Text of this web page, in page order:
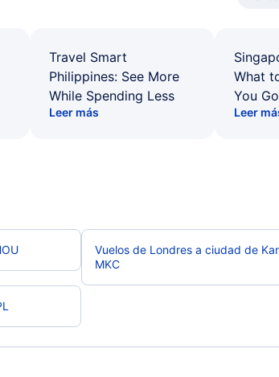
Travel Smart
Philippines: See More
While Spending Less
Leer más
What
You Go
Leer
Vuelos de Londres a ciudad de
MKC